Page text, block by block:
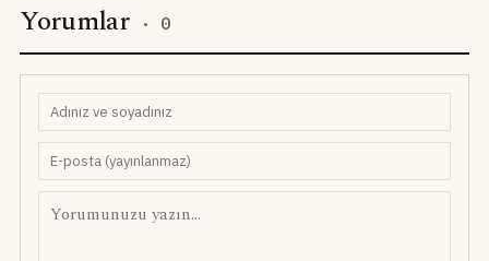
Yorumlar · 0